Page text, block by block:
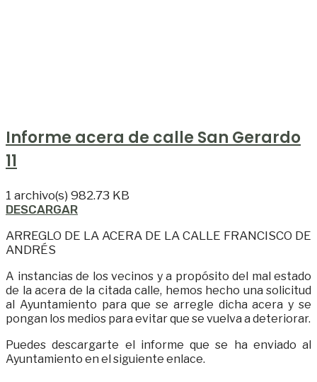
Informe acera de calle San Gerardo
11
1 archivo(s) 982.73 KB
DESCARGAR
ARREGLO DE LA ACERA DE LA CALLE FRANCISCO DE
ANDRÉS
A instancias de los vecinos y a propósito del mal estado
de la acera de la citada calle, hemos hecho una solicitud
al Ayuntamiento para que se arregle dicha acera y se
pongan los medios para evitar que se vuelva a deteriorar.
Puedes descargarte el informe que se ha enviado al
Ayuntamiento en el siguiente enlace.